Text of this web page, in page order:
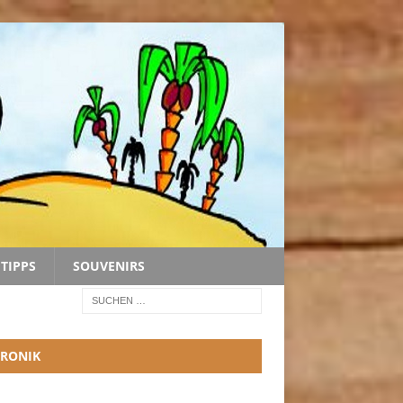
TIPPS SOUVENIRS